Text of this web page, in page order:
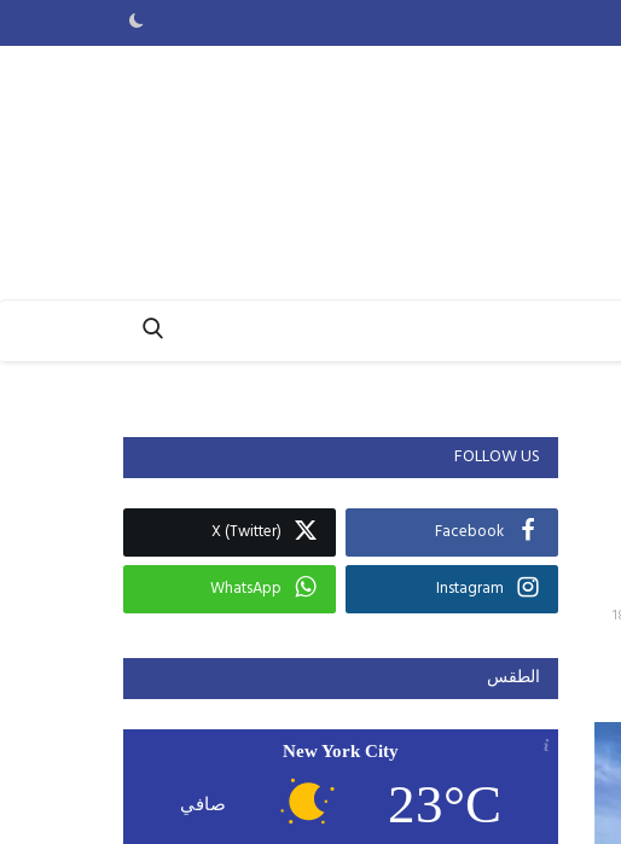
FOLLOW US
Facebook
X (Twitter)
Instagram
WhatsApp
الطقس
New York City
23°C صافي